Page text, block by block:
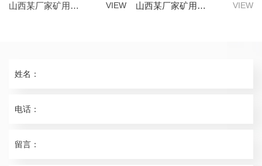
山西某厂家矿用气动注浆泵合作案例 VIEW 山西某厂家矿用气动注液泵合作案例 VIEW